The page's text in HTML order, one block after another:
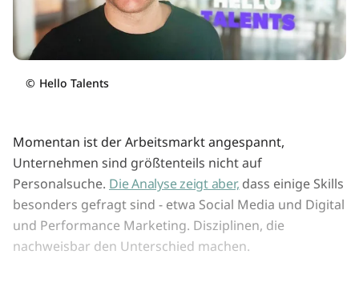
© Hello Talents
Momentan ist der Arbeitsmarkt angespannt,
Unternehmen sind größtenteils nicht auf
Personalsuche. Die Analyse zeigt aber, dass einige Skills
besonders gefragt sind - etwa Social Media und Digital
und Performance Marketing. Disziplinen, die
nachweisbar den Unterschied machen.